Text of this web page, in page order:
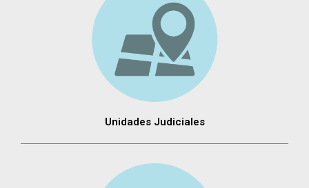
Unidades Judiciales